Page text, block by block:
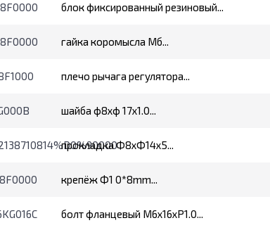
блок фиксированный резиновый...
гайка коромысла Мб...
плечо рычага регулятора...
шайба ф8хф 17x1.0...
прокладка Ф8хФ14х5...
крепёж Ф1 0*8mm...
болт фланцевый М6х16хР1.0...